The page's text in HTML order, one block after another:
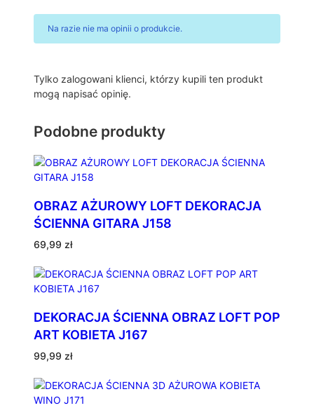
Na razie nie ma opinii o produkcie.
Tylko zalogowani klienci, którzy kupili ten produkt
mogą napisać opinię.
Podobne produkty
OBRAZ AŻUROWY LOFT DEKORACJA
ŚCIENNA GITARA J158
69,99 zł
DEKORACJA ŚCIENNA OBRAZ LOFT POP
ART KOBIETA J167
99,99 zł